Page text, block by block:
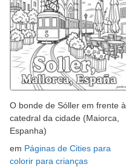
O bonde de Sóller em frente à
catedral da cidade (Maiorca,
Espanha)
em Páginas de Cities para
colorir para crianças